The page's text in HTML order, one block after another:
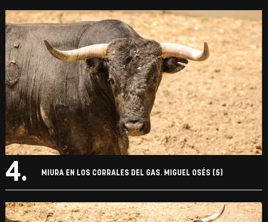
4. MIURA EN LOS CORRALES DEL GAS. MIGUEL OSÉS (5)